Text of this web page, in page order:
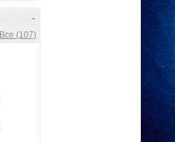
-
Все (107)